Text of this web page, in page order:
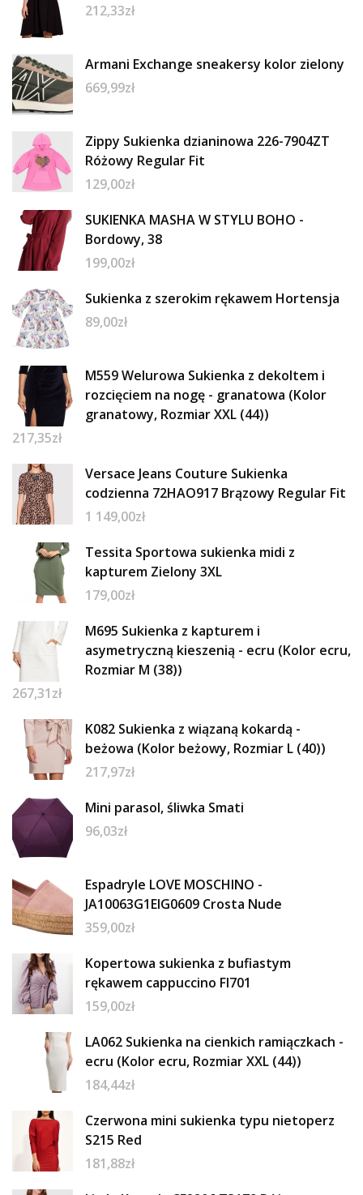
212,33zł
Armani Exchange sneakersy kolor zielony
669,99zł
Zippy Sukienka dzianinowa 226-7904ZT
Różowy Regular Fit
129,00zł
SUKIENKA MASHA W STYLU BOHO -
Bordowy, 38
199,00zł
Sukienka z szerokim rękawem Hortensja
89,00zł
M559 Welurowa Sukienka z dekoltem i
rozcięciem na nogę - granatowa (Kolor
granatowy, Rozmiar XXL (44))
217,35zł
Versace Jeans Couture Sukienka
codzienna 72HAO917 Brązowy Regular Fit
1 149,00zł
Tessita Sportowa sukienka midi z
kapturem Zielony 3XL
179,00zł
M695 Sukienka z kapturem i
asymetryczną kieszenią - ecru (Kolor ecru,
Rozmiar M (38))
267,31zł
K082 Sukienka z wiązaną kokardą -
beżowa (Kolor beżowy, Rozmiar L (40))
217,97zł
Mini parasol, śliwka Smati
96,03zł
Espadryle LOVE MOSCHINO -
JA10063G1EIG0609 Crosta Nude
359,00zł
Kopertowa sukienka z bufiastym
rękawem cappuccino FI701
159,00zł
LA062 Sukienka na cienkich ramiączkach -
ecru (Kolor ecru, Rozmiar XXL (44))
184,44zł
Czerwona mini sukienka typu nietoperz
S215 Red
181,88zł